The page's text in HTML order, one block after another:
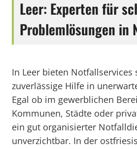
Leer: Experten für
Problemlösungen in
In Leer bieten Notfallservices
zuverlässige Hilfe in
Egal ob im gewerblichen
Kommunen, Städte oder
ein gut organisierter
unverzichtbar. In der